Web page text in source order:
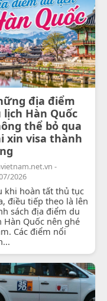
địa điểm
lịch Hàn Quốc
thể bỏ qua
xin visa thành
-
2026
khi hoàn tất thủ tục
điều tiếp theo là lên
sách địa điểm du
Hàn Quốc nên ghé
Các điểm nổi